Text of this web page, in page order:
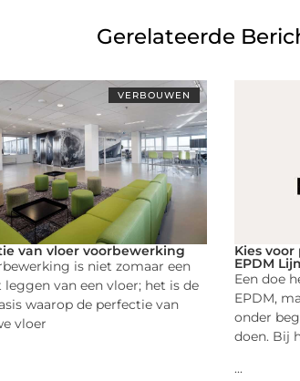
Gerelateerde
VERBOUWEN
van vloer voorbewerking
is niet zomaar een
leggen van een vloer; het is de
waarop de perfectie van
vloer
Kies
EPDM
Een doe
EPDM,
onder
doen. Bij
...